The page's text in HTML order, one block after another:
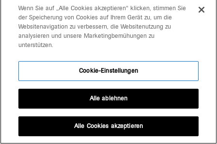
über uns
kontakt
michaela wolf prof arch
architekten
schlachthausgasse 3
+39 0472 80 11 29
office@bergmeisterwolf.it
Wenn Sie auf „Alle Cookies akzeptieren“ klicken, stimmen Sie
der Speicherung von Cookies auf Ihrem Gerät zu, um die
Websitenavigation zu verbessern, die Websitenutzung zu
analysieren und unsere Marketingbemühungen zu
unterstützen.
Cookie-Einstellungen
Alle ablehnen
Alle Cookies akzeptieren